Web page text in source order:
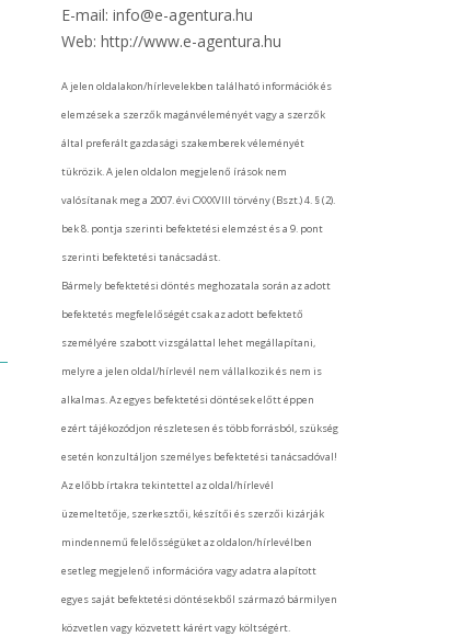
E-mail: info@e-agentura.hu
Web: http://www.e-agentura.hu
A jelen oldalakon/hírlevelekben található információk és
elemzések a szerzők magánvéleményét vagy a szerzők
által preferált gazdasági szakemberek véleményét
tükrözik. A jelen oldalon megjelenő írások nem
valósítanak meg a 2007. évi CXXXVIII törvény (Bszt.) 4. § (2).
bek 8. pontja szerinti befektetési elemzést és a 9. pont
szerinti befektetési tanácsadást.
Bármely befektetési döntés meghozatala során az adott
befektetés megfelelőségét csak az adott befektető
személyére szabott vizsgálattal lehet megállapítani,
melyre a jelen oldal/hírlevél nem vállalkozik és nem is
alkalmas. Az egyes befektetési döntések előtt éppen
ezért tájékozódjon részletesen és több forrásból, szükség
esetén konzultáljon személyes befektetési tanácsadóval!
Az előbb írtakra tekintettel az oldal/hírlevél
üzemeltetője, szerkesztői, készítői és szerzői kizárják
mindennemű felelősségüket az oldalon/hírlevélben
esetleg megjelenő információra vagy adatra alapított
egyes saját befektetési döntésekből származó bármilyen
közvetlen vagy közvetett kárért vagy költségért.